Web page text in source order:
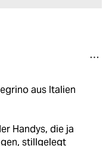
aus Italien
Handys, die ja
stillgelegt